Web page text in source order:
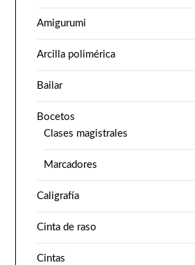
Amigurumi
Arcilla polimérica
Bailar
Bocetos
Clases magistrales
Marcadores
Caligrafía
Cinta de raso
Cintas